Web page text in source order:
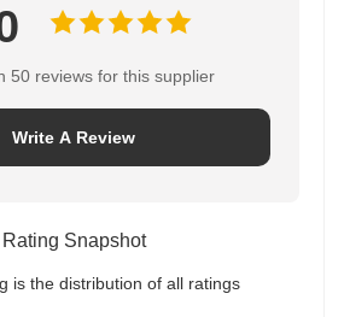
50 reviews for this supplier
Write A Review
Rating Snapshot
is the distribution of all ratings